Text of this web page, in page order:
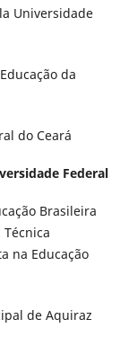
Universidade
da
do Ceará
Federal
Brasileira
na Educação
de Aquiraz